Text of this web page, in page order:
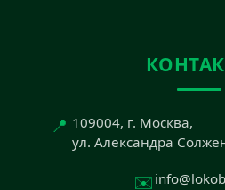
📍 109004, г. Москва,
ул. Александра
✉️